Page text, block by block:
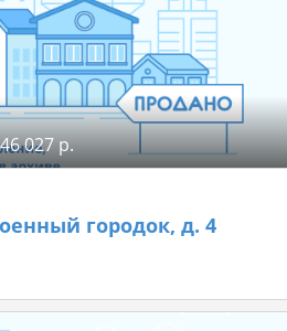
027 р.
городок, д. 4